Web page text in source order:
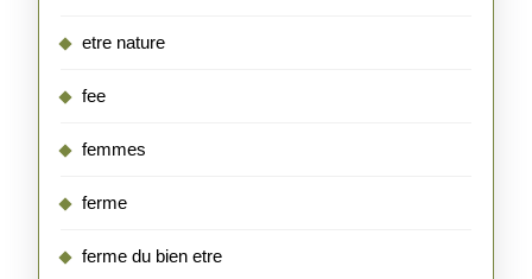
etre nature
fee
femmes
ferme
ferme du bien etre